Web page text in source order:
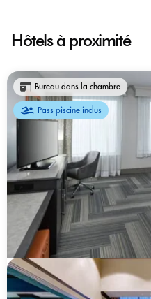
Hôtels à proximité
Bureau dans la chambre
Pass piscine inclus